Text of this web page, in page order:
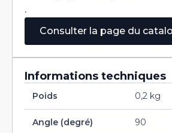
.
Consulter la page du
Informations techniques
Poids 0,2 kg
Angle (degré) 90